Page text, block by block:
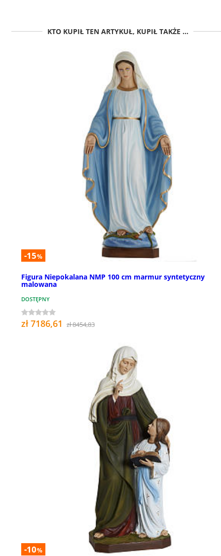
KTO KUPIŁ TEN ARTYKUŁ, KUPIŁ TAKŻE ...
-15%
Figura Niepokalana NMP 100 cm marmur syntetyczny
malowana
DOSTĘPNY
zł 7186,61 zł 8454,83
-10%